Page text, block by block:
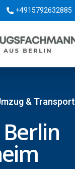
+4915792632885
& Transport